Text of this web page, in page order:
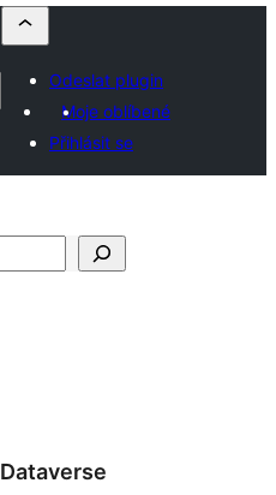
Odeslat plugin
Moje oblíbené
Přihlásit se
Dataverse